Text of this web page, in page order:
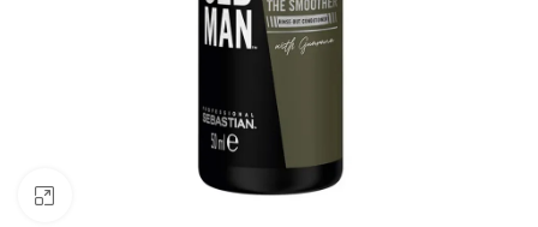
Klicken zum Vergrössern